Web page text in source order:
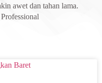
awet dan tahan lama.